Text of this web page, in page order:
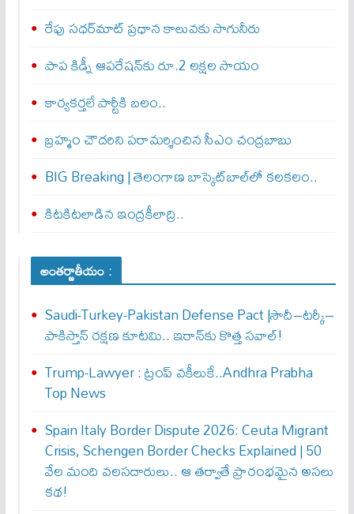
రేపు సధర్‌మాట్‌ ప్రధాన కాలువకు సాగునీరు
పాప కిడ్నీ ఆపరేషన్‌కు రూ.2 లక్షల సాయం
కార్యకర్తలే పార్టీకి బలం..
బ్రహ్మం చౌదరిని పరామర్శించిన సీఎం చంద్రబాబు
BIG Breaking | తెలంగాణ బాస్కెట్‌బాల్‌లో కలకలం..
కిటకిటలాడిన ఇంద్రకీలాద్రి..
అంతర్జాతీయం :
Saudi-Turkey-Pakistan Defense Pact |సౌదీ–టర్కీ–
పాకిస్తాన్ రక్షణ కూటమి.. ఇరాన్‌కు కొత్త సవాల్!
Trump-Lawyer : ట్రంప్ వ‌కీలుకే..Andhra Prabha
Top News
Spain Italy Border Dispute 2026: Ceuta Migrant
Crisis, Schengen Border Checks Explained | 50
వేల మంది వలసదారులు.. ఆ తర్వాతే ప్రారంభ‌మైన అసలు
కథ!